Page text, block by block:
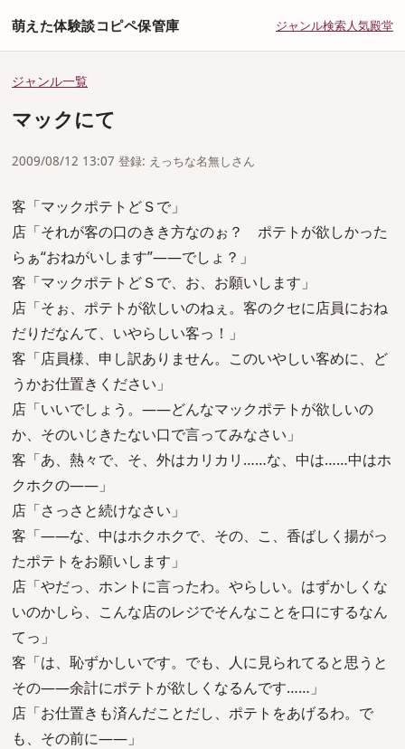
萌えた体験談コピペ保管庫 ジャンル検索人気殿堂
ジャンル一覧
マックにて
2009/08/12 13:07 登録: えっちな名無しさん
客「マックポテトどＳで」
店「それが客の口のきき方なのぉ？ ポテトが欲しかった
らぁ“おねがいします”――でしょ？」
客「マックポテトどＳで、お、お願いします」
店「そぉ、ポテトが欲しいのねぇ。客のクセに店員におね
だりだなんて、いやらしい客っ！」
客「店員様、申し訳ありません。このいやしい客めに、ど
うかお仕置きください」
店「いいでしょう。――どんなマックポテトが欲しいの
か、そのいじきたない口で言ってみなさい」
客「あ、熱々で、そ、外はカリカリ……な、中は……中はホ
クホクの――」
店「さっさと続けなさい」
客「――な、中はホクホクで、その、こ、香ばしく揚がっ
たポテトをお願いします」
店「やだっ、ホントに言ったわ。やらしい。はずかしくな
いのかしら、こんな店のレジでそんなことを口にするなん
てっ」
客「は、恥ずかしいです。でも、人に見られてると思うと
その――余計にポテトが欲しくなるんです……」
店「お仕置きも済んだことだし、ポテトをあげるわ。で
も、その前に――」